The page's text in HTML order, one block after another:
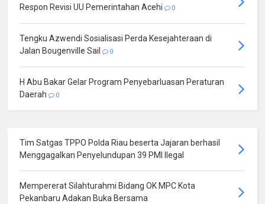
Respon Revisi UU Pemerintahan Acehi
0
Tengku Azwendi Sosialisasi Perda Kesejahteraan di
Jalan Bougenville Sail
0
H Abu Bakar Gelar Program Penyebarluasan Peraturan
Daerah
0
Tim Satgas TPPO Polda Riau beserta Jajaran berhasil
Menggagalkan Penyelundupan 39 PMI Ilegal
Mempererat Silahturahmi Bidang OK MPC Kota
Pekanbaru Adakan Buka Bersama